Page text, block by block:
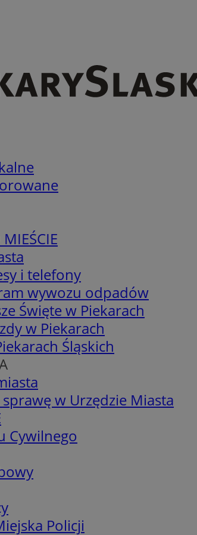
i telefony
wywozu odpadów
Święte w Piekarach
w Piekarach
Śląskich
sprawę w Urzędzie Miasta
Cywilnego
Policji